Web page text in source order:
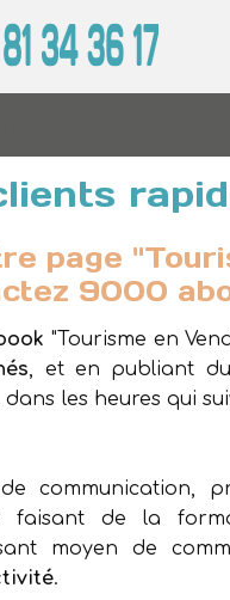
page
9000
"Tourisme en
, et en publiant
les heures qui
communication,
faisant de la
moyen de
.